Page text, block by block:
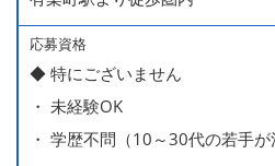
応募資格
◆ 特にございません
・ 未経験OK
・ 学歴不問（10～30代の若手が